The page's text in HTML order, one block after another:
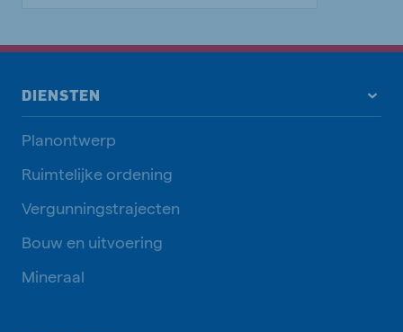
DIENSTEN
Planontwerp
Ruimtelijke ordening
Vergunningstrajecten
Bouw en uitvoering
Mineraal